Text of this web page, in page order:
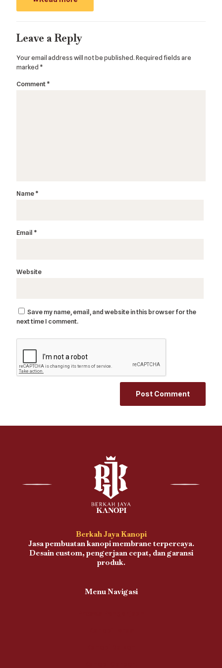
Leave a Reply
Your email address will not be published.Required fields are
marked *
Comment*
Name*
Email *
Website
Save my name, email, and website in this browser for the
next time I comment.
Berkah Jaya Kanopi
Jasa pembuatan kanopi membrane terpercaya.
Desain custom, pengerjaan cepat, dan garansi
produk.
Menu Navigasi